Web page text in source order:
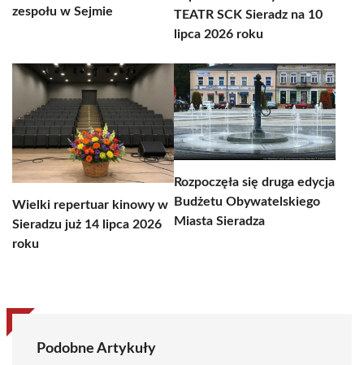
zespołu w Sejmie
TEATR SCK Sieradz na 10
lipca 2026 roku
Wielki repertuar kinowy w
Sieradzu już 14 lipca 2026
roku
Rozpoczęła się druga edycja
Budżetu Obywatelskiego
Miasta Sieradza
Podobne Artykuły